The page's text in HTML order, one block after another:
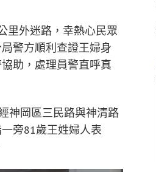
里外迷路，幸熱心民眾
警方順利查證王婦身
助，處理員警直呼真
神岡區三民路與神清路
旁81歲王姓婦人表